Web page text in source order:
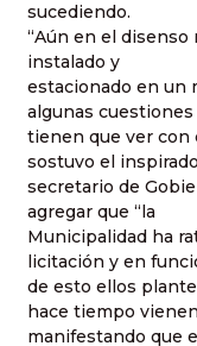
sucediendo.
“Aún en el
instalado y
estacionado en un
algunas cuestiones
tienen que ver con
sostuvo el inspirado
secretario de
agregar que “la
Municipalidad ha
licitación y en
de esto ellos
hace tiempo vienen
manifestando que